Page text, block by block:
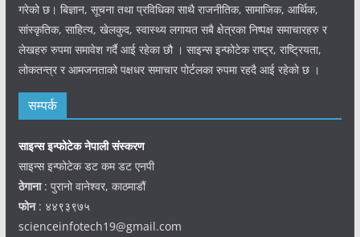
गरेको छ। बिज्ञान, सूचना तथा प्रविधिका साथै राजनीतिक, सामाजिक, आर्थिक,
सांस्कृतिक, साहित्य, खेलकुद, स्वास्थ्य लगायत सबै क्षेत्रका निष्पक्ष समाचारहरु र
लेखहरु रुपमा समावेश गर्दै आई रहेका छौ । साइन्स इन्फोटेक राष्ट्र, राष्ट्रियता,
लोकतन्त्र र आमजनताको पक्षधर समाचार पोर्टलका रुपमा रहदै आई रहेको छ ।
सम्पर्क
साइन्स इन्फोटेक नेपाली संस्करण
साइन्स इन्फोटेक डट कम डट एनपी
ठेगाना: पुरानो वानेश्वर, काठमाडौं
फोन: ४४९३९७५
scienceinfotech19@gmail.com